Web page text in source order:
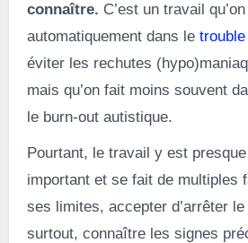
connaître. C’est un travail
automatiquement dans le
éviter les rechutes
mais qu’on fait moins souvent
le burn-out autistique.
Pourtant, le travail y est
important et se fait de multiples
ses limites, accepter d’arrêter
surtout, connaître les signes